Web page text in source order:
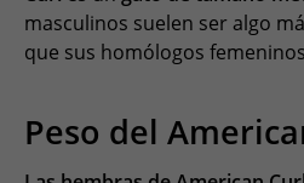
masculinos suelen ser algo
que sus homólogos
Peso del